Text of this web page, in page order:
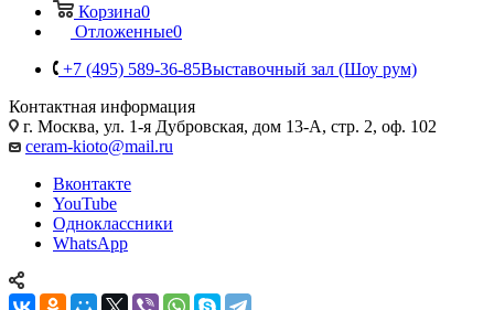
Корзина0
Отложенные0
+7 (495) 589-36-85Выставочный зал (Шоу рум)
Контактная информация
г. Москва, ул. 1-я Дубровская, дом 13-А, стр. 2, оф. 102
ceram-kioto@mail.ru
Вконтакте
YouTube
Одноклассники
WhatsApp